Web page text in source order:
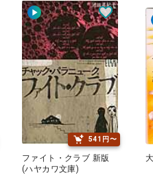
541円〜
ファイト・クラブ 新版
(ハヤカワ文庫)